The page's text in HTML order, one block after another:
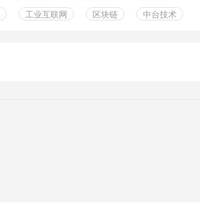
服务业 金融行业 中小企业
工业互联网 区块链 中台技术